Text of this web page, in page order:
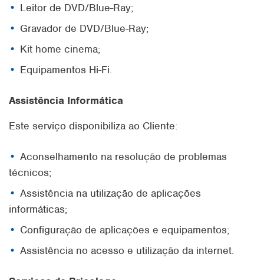
Leitor de DVD/Blue-Ray;
Gravador de DVD/Blue-Ray;
Kit home cinema;
Equipamentos Hi-Fi.
Assistência Informática
Este serviço disponibiliza ao Cliente:
Aconselhamento na resolução de problemas
técnicos;
Assistência na utilização de aplicações
informáticas;
Configuração de aplicações e equipamentos;
Assistência no acesso e utilização da internet.